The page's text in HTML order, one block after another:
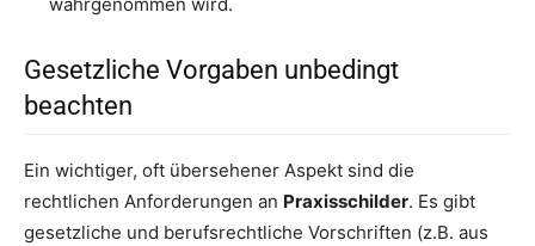
Gesetzliche Vorgaben unbedingt
beachten
Ein wichtiger, oft übersehener Aspekt sind die
rechtlichen Anforderungen an Praxisschilder. Es gibt
gesetzliche und berufsrechtliche Vorschriften (z.B. aus